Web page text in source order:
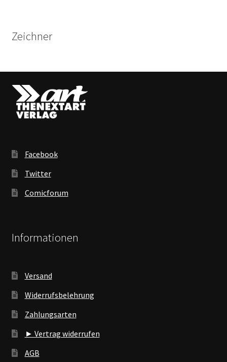
Zeichner
Facebook
Twitter
Comicforum
Informationen
Versand
Widerrufsbelehrung
Zahlungsarten
► Vertrag widerrufen
AGB